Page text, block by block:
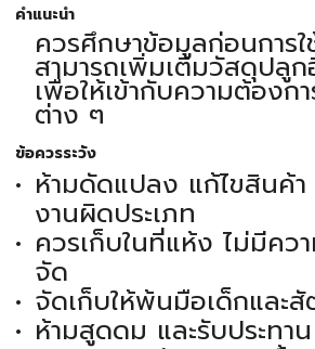
คำแนะนำ
ควรศึกษาข้อมูลก่อนการใ
สามารถเพิ่มเติมวัสดุปลูก
เพื่อให้เข้ากับความต้อง
ต่าง ๆ
ข้อควรระวัง
ห้ามดัดแปลง แก้ไขสินค้า
งานผิดประเภท
ควรเก็บในที่แห้ง ไม่มีคว
จัด
จัดเก็บให้พ้นมือเด็กและสั
ห้ามสูดดม และรับประทาน